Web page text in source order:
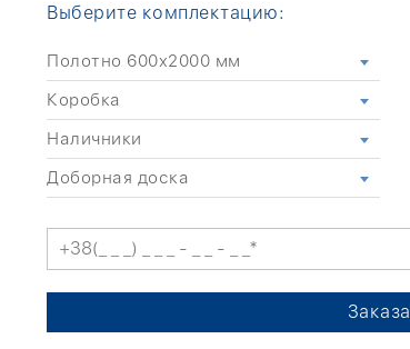
Выберите комплектацию:
Полотно 600x2000 мм
Коробка
Наличники
Доборная доска